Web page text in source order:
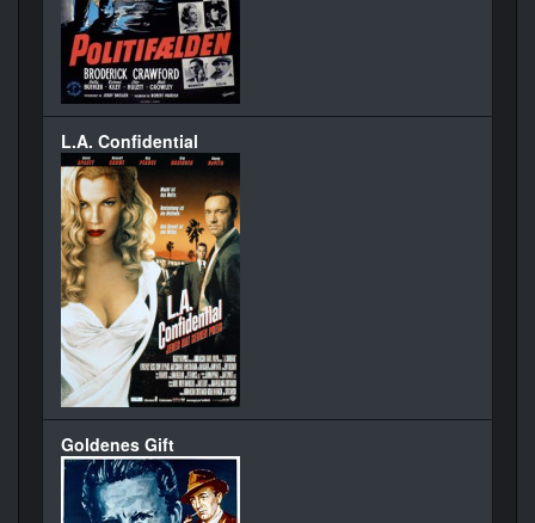
L.A. Confidential
Goldenes Gift